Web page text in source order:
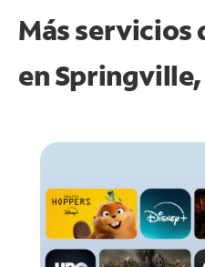
Más servicios
enSpringville,